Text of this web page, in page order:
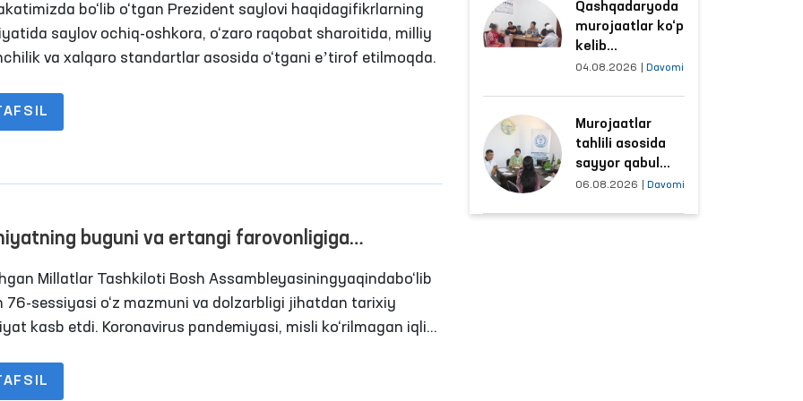
O‘TDI
bo‘lib o‘tgan Prezident saylovi haqidagifikrlarning
saylov ochiq-oshkora, o‘zaro raqobat sharoitida, milliy
va xalqaro standartlar asosida o‘tgani eʼtirof etilmoqda.
buguni va ertangi farovonligiga
muhim tashabbuslar
Millatlar Tashkiloti Bosh Assambleyasiningyaqindabo‘lib
76-sessiyasi o‘z mazmuni va dolzarbligi jihatdan tarixiy
kasb etdi. Koronavirus pandemiyasi, misli ko‘rilmagan iqlim
davlatlar o‘rtasida muntazam muloqotni kuchaytirish
sharoitlar
yaxshilandi
Qashqadaryoda
murojaatlar ko‘p
kelib
tushayotgan
yo‘lga qo‘yildi
04.08.2026 Davomi
Murojaatlar
tahlili asosida
sayyor qabul
o‘tkaziladigan
06.08.2026 Davomi